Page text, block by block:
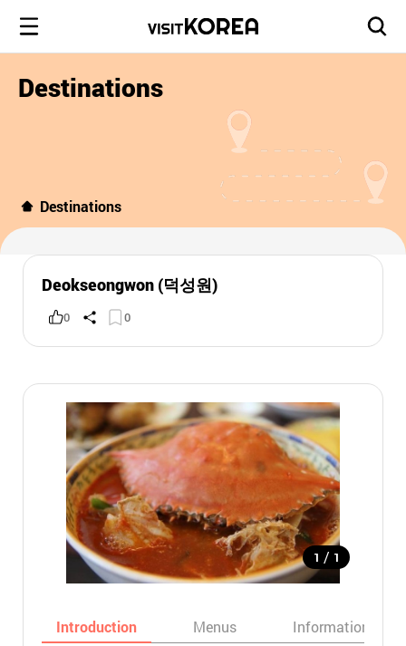
Destinations
Destinations
Deokseongwon (덕성원)
0 0
1 / 1
Introduction Menus Informations